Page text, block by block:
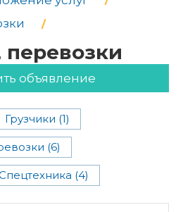
перевозки
объявление
Грузчики (1)
(6)
(4)